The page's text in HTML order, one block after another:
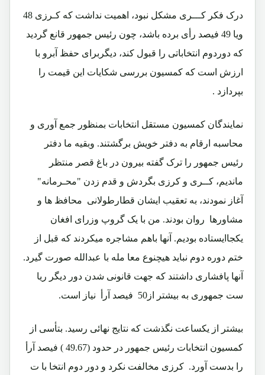
درک فکر کـــری مشکل نبود، اهمیت نداشت که کـرزی 48
ویا 49 فیصد رأی برده باشد، چون رئیس جمهور قانع گردید
که دوردوم انتخاباتی را قبول کند، دیگربرای حفظ آبرو با
ارزش است که کمسیون بررسی شکایات این قیمت را
بپردازد .
نمایندگان کمسیون مستقل انتخابات بمنظور جمع آوری و
محاسبه ارقام به دفتر خویش برگشتند. وبقیه ما دفتر
رئیس جمهور را ترک گفته بیرون در باغ قصر منتظر
ماندیم، کــری و کرزی بگردش و قدم زدن "محـرمانه"
آغاز نمودند، به تعقیب ایشان قطارطولانی محافظ ها و
مشاورها روان بودند. من با یک گروپ وزرای افغان
یکجاایستاده بودیم. آنها باهم مشاجره میکردند که قبل از
ختم دوره دوم نباید هیچنوع معا مله با عبدالله صورت گیرد.
آنها پافشاری داشتند که جهت قانونی شدن دور دیگر ریا
ست جمهوری به بیشتر از 50 فیصد آرأ نیاز است.
بیشتر از یکساعت نگذشت که نتایج نهائی رسید. بتأسی از
کمسیون انتخابات رئیس جمهور در حدود (49.67 )
فیصد آرأ
را بدست آورد. کرزی مخالفت نکرد و دور دوم انتخا با ت